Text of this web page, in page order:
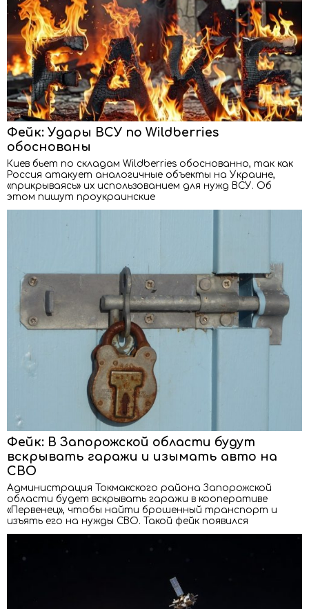
Фейк: Удары ВСУ по Wildberries
обоснованы
Киев бьет по складам Wildberries обоснованно, так как
Россия атакует аналогичные объекты на Украине,
«прикрываясь» их использованием для нужд ВСУ. Об
этом пишут проукраинские
Фейк: В Запорожской области будут
вскрывать гаражи и изымать авто на
СВО
Администрация Токмакского района Запорожской
области будет вскрывать гаражи в кооперативе
«Первенец», чтобы найти брошенный транспорт и
изъять его на нужды СВО. Такой фейк появился